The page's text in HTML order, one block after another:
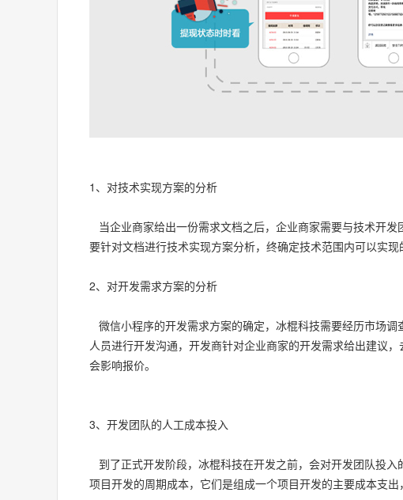
1、对技术实现方案的分析
当企业商家给出一份需求文档之后，企业商家需要与技术开
要针对文档进行技术实现方案分析，终确定技术范围内可以实
2、对开发需求方案的分析
微信小程序的开发需求方案的确定，冰棍科技需要经历市场
人员进行开发沟通，开发商针对企业商家的开发需求给出建议
会影响报价。
3、开发团队的人工成本投入
到了正式开发阶段，冰棍科技在开发之前，会对开发团队投
项目开发的周期成本，它们是组成一个项目开发的主要成本支出